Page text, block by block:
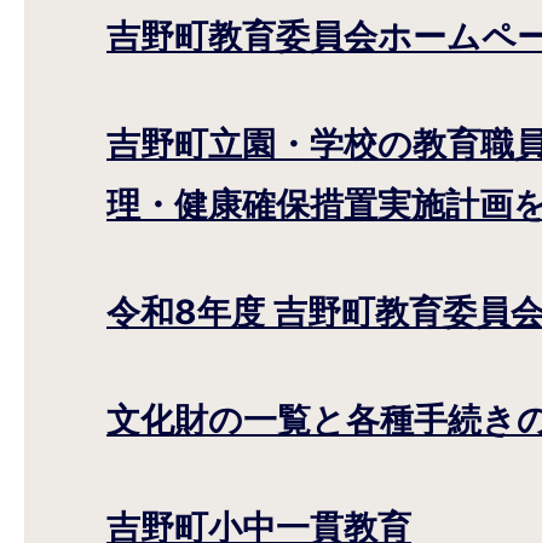
吉野町教育委員会ホームペ
吉野町立園・学校の教育職
理・健康確保措置実施計画
令和8年度 吉野町教育委員
文化財の一覧と各種手続き
吉野町小中一貫教育